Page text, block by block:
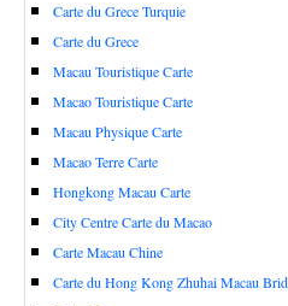
Carte du Grece Turquie
Carte du Grece
Macau Touristique Carte
Macao Touristique Carte
Macau Physique Carte
Macao Terre Carte
Hongkong Macau Carte
City Centre Carte du Macao
Carte Macau Chine
Carte du Hong Kong Zhuhai Macau